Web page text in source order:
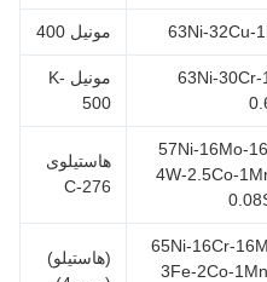
63Ni- مونيل 400
63Ni-
مونيل K-
57Ni-
4W-
هاستيلوى
C-276
65Ni-
3Fe-
(هاستيلو)